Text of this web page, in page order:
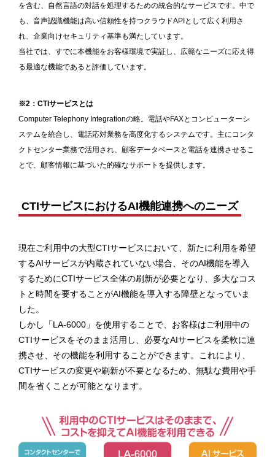
を含む、自然言語の対話を処理するための統合的なサービスです。中で
も、音声認識機能は高い信頼性を持つクラウドAPIとして広く利用さ
れ、企業向けセキュリティ基準も満たしています。
当社では、すでに本機能をお客様環境で実証し、広範なニーズに応え得
る最適な機能であると評価しています。
※2：CTIサービスとは
Computer Telephony Integrationの略。電話やFAXとコンピューターシ
ステムを統合し、電話応対業務を高度化するシステムです。主にコンタ
クトセンター業務で活用され、顧客データベースと電話を連携させるこ
とで、顧客情報に基づいた的確なサポートを提供します。
CTIサービスにおけるAI機能連携へのニーズ
現在ご利用中の大型CTIサービスにおいて、新たに利用を希望
するAIサービスが内蔵されていない場合、そのAI機能を導入
するためにCTIサービス全体の刷新が必要となり、多大なコス
トと時間を要することがAI機能を導入する障壁となっていま
した。
しかし「LA-6000」を使用することで、お客様はご利用中の
CTIサービスをそのまま活用し、必要なAIサービスを柔軟に連
携させ、その機能を利用することができます。これにより、
CTIサービスの変更や刷新が不要となるため、無駄な費用や手
間を省くことが可能となります。